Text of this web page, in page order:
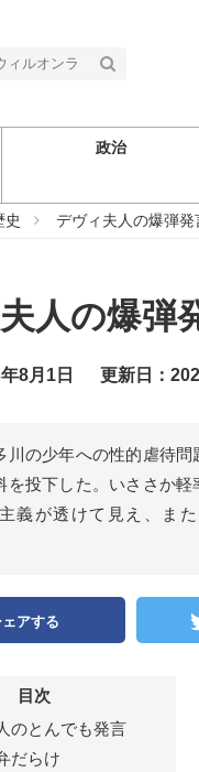
政治
史 デヴィ夫人の爆弾発
人の爆弾
8月1日 更新日：
川の少年への性的虐待
を投下した。いささか
義が透けて見え、ま
ェアする
目次
のとんでも発言
だらけ